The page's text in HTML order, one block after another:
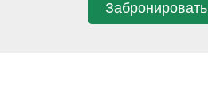
Забронировать